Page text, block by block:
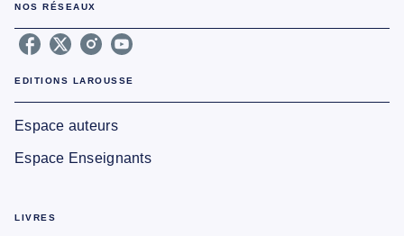
NOS RÉSEAUX
EDITIONS LAROUSSE
Espace auteurs
Espace Enseignants
LIVRES